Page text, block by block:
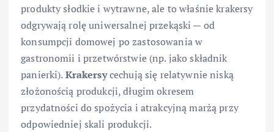
produkty słodkie i wytrawne, ale to właśnie krakersy
odgrywają rolę uniwersalnej przekąski — od
konsumpcji domowej po zastosowania w
gastronomii i przetwórstwie (np. jako składnik
panierki).Krakersycechują się relatywnie niską
złożonością produkcji, długim okresem
przydatności do spożycia i atrakcyjną marżą przy
odpowiedniej skali produkcji.